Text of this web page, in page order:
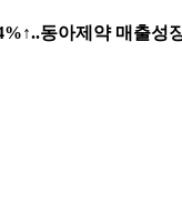
동아제약 매출성